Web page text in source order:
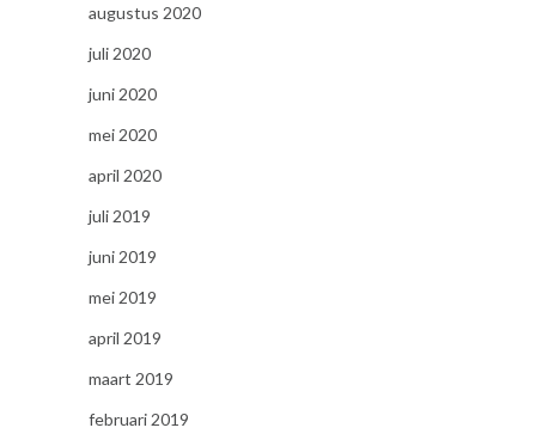
augustus 2020
juli 2020
juni 2020
mei 2020
april 2020
juli 2019
juni 2019
mei 2019
april 2019
maart 2019
februari 2019